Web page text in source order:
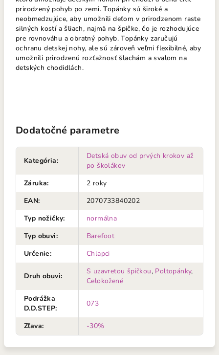
prirodzený pohyb po zemi. Topánky sú široké a
neobmedzujúce, aby umožnili deťom v prirodzenom raste
silných kostí a šliach, najmä na špičke, čo je rozhodujúce
pre rovnováhu a obratný pohyb. Topánky zaručujú
ochranu detskej nohy, ale sú zároveň veľmi flexibilné, aby
umožnili prirodzenú rozťažnosť šlachám a svalom na
detských chodidlách.
Dodatočné parametre
Kategória:
Detská obuv od prvých krokov až
po školákov
Záruka:
2 roky
EAN:
2070733840202
Typ nožičky:
normálna
Typ obuvi:
Barefoot
Určenie: Chlapci
Druh obuvi:
S uzavretou špičkou, Poltopánky,
Celokožené
Podrážka
D.D.STEP:
073
Zľava: -30%